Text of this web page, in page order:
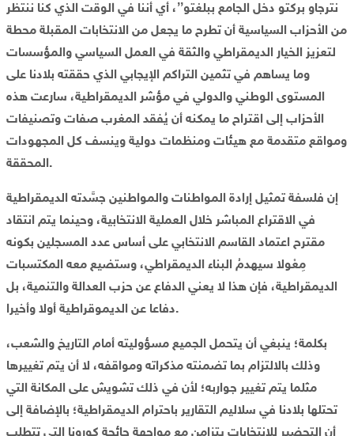
نترجاو بركتو دخل الجامع ببلغتو’’، أي أننا في الوقت الذي كنا ننتظر
من الأحزاب السياسية أن تطرح ما يجعل من الانتخابات المقبلة محطة
لتعزيز الخيار الديمقراطي والثقة في العمل السياسي والمؤسسات
وما يساهم في تثمين التراكم الإيجابي الذي حققته بلادنا على
المستوى الوطني والدولي في مؤشر الديمقراطية، سارعت هذه
الأحزاب إلى اقتراح ما يمكنه أن يُفقد المغرب صفات وتصنيفات
ومواقع متقدمة مع هيئات ومنظمات دولية وينسف كل المجهودات
المحققة.
إن فلسفة تمثيل إرادة المواطنات والمواطنين جسَّدته الديمقراطية
في الاقتراع المباشر خلال العملية الانتخابية، وحينما يتم انتقاد
مقترح اعتماد القاسم الانتخابي على أساس عدد المسجلين بكونه
مِعْولا سيهدمُ البناء الديمقراطي، وستضيع معه المكتسبات
الديمقراطية، فإن هذا لا يعني الدفاع عن حزب العدالة والتنمية، بل
دفاعا عن الديموقراطية أولا وأخيرا.
بكلمة؛ ينبغي أن يتحمل الجميع مسؤوليته أمام التاريخ والشعب،
وذلك بالالتزام بما تضمنته مذكراته ومواقفه، لا أن يتم تغييرها
مثلما يتم تغيير جواربه؛ لأن في ذلك تشويش على المكانة التي
تحتلها بلادنا في سلاليم التقارير باحترام الديمقراطية؛ بالإضافة إلى
أن التحضير للانتخابات يتزامن مع مواجهة جائحة كورونا التي تتطلب